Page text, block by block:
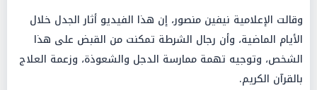
وقالت الإعلامية نيفين منصور، إن هذا الفيديو أثار الجدل خلال
الأيام الماضية، وأن رجال الشرطة تمكنت من القبض على هذا
الشخص، وتوجيه تهمة ممارسة الدجل والشعوذة، وزعمة العلاج
بالقرآن الكريم.